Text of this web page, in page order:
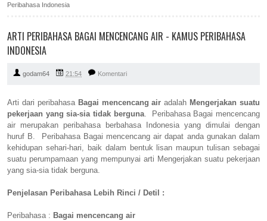
Peribahasa Indonesia
ARTI PERIBAHASA BAGAI MENCENCANG AIR - KAMUS PERIBAHASA
INDONESIA
godam64 21:54 Komentari
Arti dari peribahasa Bagai mencencang air adalah Mengerjakan suatu
pekerjaan yang sia-sia tidak berguna. Peribahasa Bagai mencencang
air merupakan peribahasa berbahasa Indonesia yang dimulai dengan
huruf B. Peribahasa Bagai mencencang air dapat anda gunakan dalam
kehidupan sehari-hari, baik dalam bentuk lisan maupun tulisan sebagai
suatu perumpamaan yang mempunyai arti Mengerjakan suatu pekerjaan
yang sia-sia tidak berguna.
Penjelasan Peribahasa Lebih Rinci / Detil :
Peribahasa : Bagai mencencang air